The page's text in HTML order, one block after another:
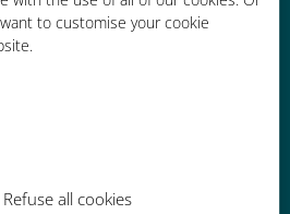
to customise your cookie
Refuse all cookies
moins cher que les